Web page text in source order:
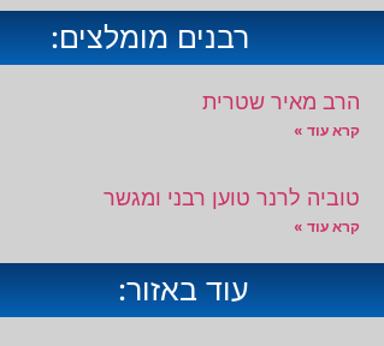
רבנים מומלצים:
הרב מאיר שטרית
קרא עוד »
טוביה לרנר טוען רבני ומגשר
קרא עוד »
עוד באזור: